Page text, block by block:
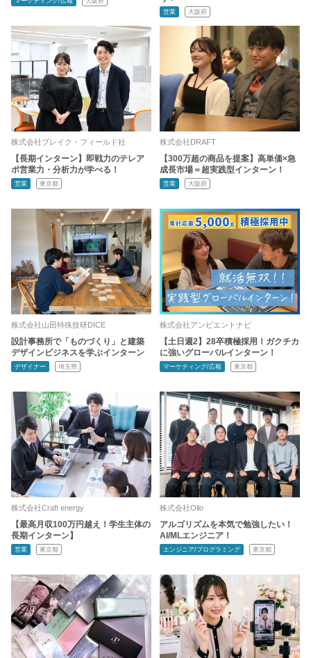
営業 大阪府
株式会社ブレイク・フィールド社
【長期インターン】即戦力のテレア
ポ営業力・分析力が学べる！
営業 東京都
株式会社DRAFT
【300万超の商品を提案】高単価×急
成長市場＝超実践型インターン！
営業 大阪府
株式会社山田特殊技研DICE
設計事務所で「ものづくり」と建築
デザインビジネスを学ぶインターン
デザイナー 埼玉県
株式会社アンビエントナビ
【土日週2】28卒積極採用！ガクチカ
に強いグローバルインターン！
マーケティング/広報 東京都
株式会社Craft energy
【最高月収100万円越え！学生主体の
長期インターン】
営業 東京都
株式会社Ollo
アルゴリズムを本気で勉強したい！
AI/MLエンジニア！
エンジニア/プログラミング 東京都